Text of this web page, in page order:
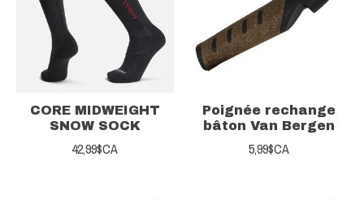
CORE MIDWEIGHT
SNOW SOCK
42,99$CA
Poignée rechange
bâton Van Bergen
5,99$CA